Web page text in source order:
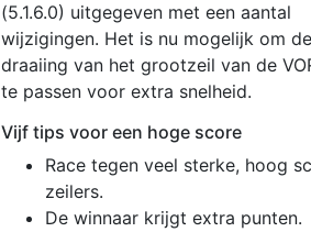
(5.1.6.0) uitgegeven met een aantal
wijzigingen. Het is nu mogelijk om de
draaiing van het grootzeil van de
te passen voor extra snelheid.
Vijf tips voor een hoge score
Race tegen veel sterke, hoog
zeilers.
De winnaar krijgt extra punten.